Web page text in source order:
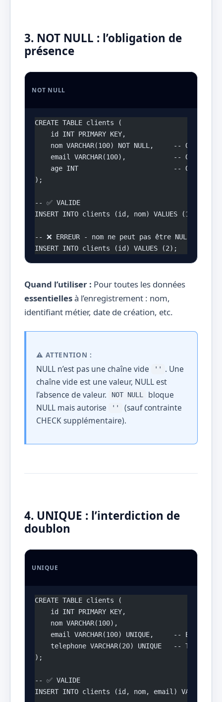
3. NOT NULL : l’obligation de
présence
NOT NULL
CREATE TABLE clients (
    id INT PRIMARY KEY,
nom VARCHAR(100) NOT NULL,     --
email VARCHAR(100),            --
    age INT                        -- Optionnel
);
-- ✅ VALIDE
INSERT INTO clients (id, nom) VALUES (1,
-- ❌ ERREUR - nom ne peut pas être NULL
INSERT INTO clients (id) VALUES (2);
Quand l’utiliser : Pour toutes les données
essentiellesà l’enregistrement : nom,
identifiant métier, date de création, etc.
⚠️ ATTENTION :
NULL n’est pas une chaîne vide ''
. Une
chaîne vide est une valeur, NULL est
l’absence de valeur.
NOT NULL
bloque
NULL mais autorise
''
(sauf contrainte
CHECK supplémentaire).
4. UNIQUE : l’interdiction de
doublon
UNIQUE
CREATE TABLE clients (
    id INT PRIMARY KEY,
    nom VARCHAR(100),
email VARCHAR(100) UNIQUE,     -- Email
telephone VARCHAR(20) UNIQUE   --
);
-- ✅ VALIDE
INSERT INTO clients (id, nom, email) VALUES